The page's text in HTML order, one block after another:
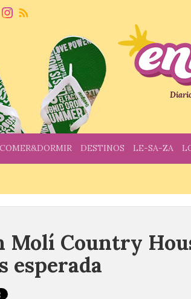
COMER&DORMIR DESTINOS LE-SA-ZA
Molí Country
esperada